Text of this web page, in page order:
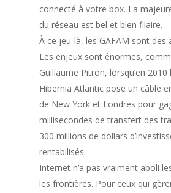
connecté à votre box. La
du réseau est bel et bien filaire.
À ce jeu-là, les GAFAM sont des
Les enjeux sont énormes,
Guillaume Pitron, lorsqu’en 2010
Hibernia Atlantic pose un câble
de New York et Londres pour
millisecondes de transfert des
300 millions de dollars
rentabilisés.
Internet n’a pas vraiment aboli
les frontières. Pour ceux qui